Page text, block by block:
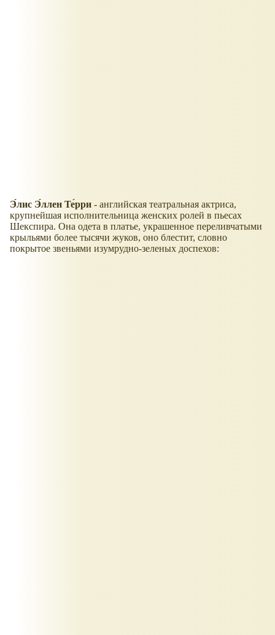
Э́лис Э́ллен Те́рри - английская театральная актриса,
крупнейшая исполнительница женских ролей в пьесах
Шекспира. Она одета в платье, украшенное переливчатыми
крыльями более тысячи жуков, оно блестит, словно
покрытое звеньями изумрудно-зеленых доспехов: